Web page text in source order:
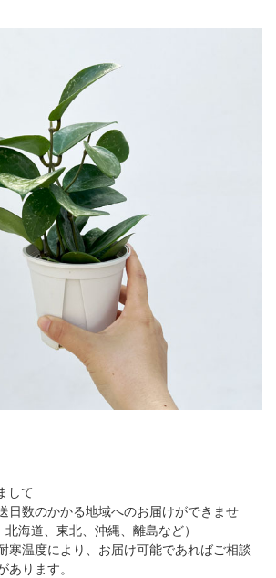
して
日数のかかる地域へのお届けができませ
海道、東北、沖縄、離島など）
寒温度により、お届け可能であればご相談
あります。